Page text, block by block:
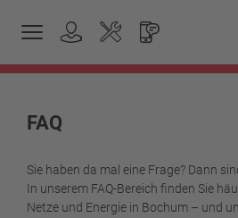
FAQ
Sie haben da mal eine Frage? Dann
In unserem FAQ-Bereich finden Sie
Netze und Energie in Bochum – und